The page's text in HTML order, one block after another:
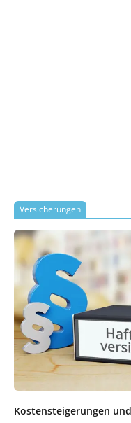
Versicherungen
Kostensteigerungen